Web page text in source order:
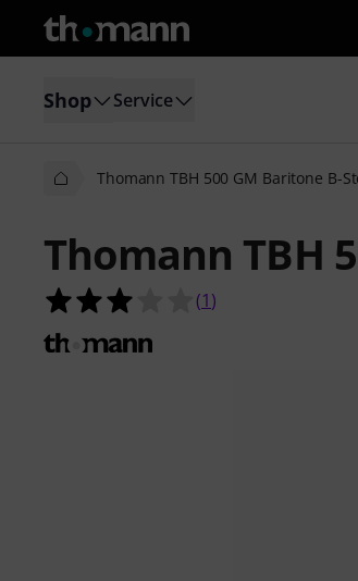
Shop Service
Thomann TBH 500 GM Baritone B-
Thomann TBH
3.0 av 5 stjärnor
(1)